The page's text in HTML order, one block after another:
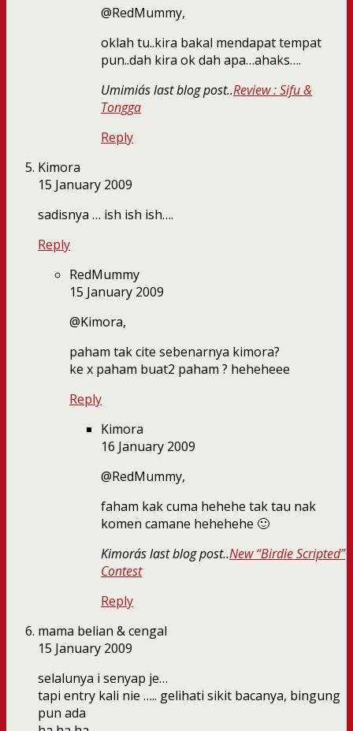
@RedMummy,
oklah tu..kira bakal mendapat tempat
pun..dah kira ok dah apa…ahaks….
Umimia´s last blog post..Review : Sifu &
Tongga
Reply
Kimora
15 January 2009
sadisnya … ish ish ish….
Reply
RedMummy
15 January 2009
@Kimora,
paham tak cite sebenarnya kimora?
ke x paham buat2 paham ? heheheee
Reply
Kimora
16 January 2009
@RedMummy,
faham kak cuma hehehe tak tau nak
komen camane hehehehe 🙂
Kimora´s last blog post..New “Birdie Scripted”
Contest
Reply
mama belian & cengal
15 January 2009
selalunya i senyap je…
tapi entry kali nie ….. gelihati sikit bacanya, bingung
pun ada